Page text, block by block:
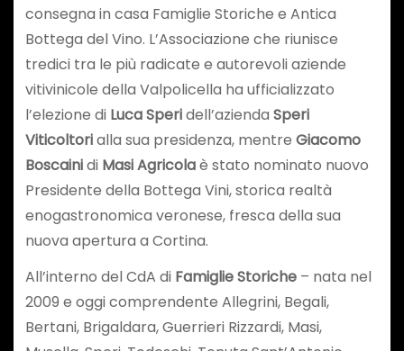
consegna in casa Famiglie Storiche e Antica
Bottega del Vino. L’Associazione che riunisce
tredici tra le più radicate e autorevoli aziende
vitivinicole della Valpolicella ha ufficializzato
l’elezione di Luca Speridell’azienda Speri
Viticoltorialla sua presidenza, mentre Giacomo
Boscainidi Masi Agricolaè stato nominato nuovo
Presidente della Bottega Vini, storica realtà
enogastronomica veronese, fresca della sua
nuova apertura a Cortina.
All’interno del CdA di Famiglie Storiche– nata nel
2009 e oggi comprendente Allegrini, Begali,
Bertani, Brigaldara, Guerrieri Rizzardi, Masi,